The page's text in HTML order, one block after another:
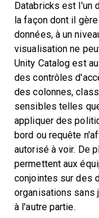
Databricks est l'un
la façon dont il
données, à un
visualisation ne
Unity Catalog est
des contrôles
des colonnes,
sensibles telles
appliquer des
bord ou requête
autorisé à voir. De
permettent aux
conjointes sur des
organisations sans
à l'autre partie.